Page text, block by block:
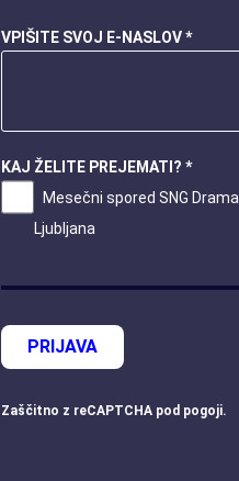
VPIŠITE SVOJ E-NASLOV *
KAJ ŽELITE PREJEMATI? *
Mesečni spored SNG Drama
Ljubljana
PRIJAVA
Zaščitno z reCAPTCHA pod pogoji.